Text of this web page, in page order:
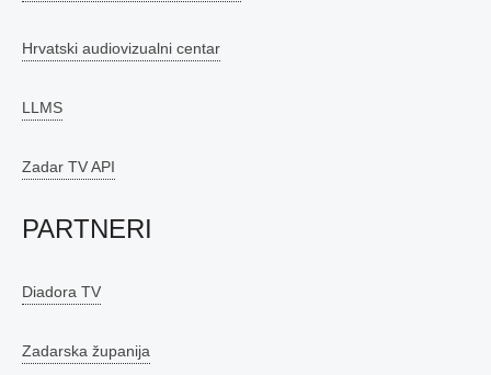
Hrvatski audiovizualni centar
LLMS
Zadar TV API
PARTNERI
Diadora TV
Zadarska županija